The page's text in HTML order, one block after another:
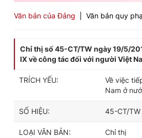
Văn bản của Đảng Văn bản quy
Chỉ thị số 45-CT/TW ngày 19/5/
IX về công tác đối với người Việt
TRÍCH YẾU:
Về việc
Nam ở
SỐ HIỆU: 45-CT/TW
LOẠI VĂN BẢN: Chỉ thị